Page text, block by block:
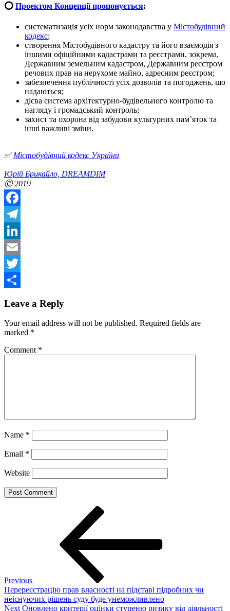
⭕️ Проектом Концепції пропонується:
систематизація усіх норм законодавства у Містобудівний
кодекс;
створення Містобудівного кадастру та його взаємодія з
іншими офіційними кадастрами та реєстрами, зокрема,
Державним земельним кадастром, Державним реєстром
речових прав на нерухоме майно, адресним реєстром;
забезпечення публічності усіх дозволів та погоджень, що
надаються;
дієва система архітектурно-будівельного контролю та
нагляду і громадський контроль;
захист та охорона від забудови культурних пам’яток та
інші важливі зміни.
✅Містобудівний кодекс України
Юрій Брикайло, DREAMDIM
Ⓒ 2019
Facebook
Telegram
LinkedIn
Email
Twitter
Leave a Reply
Your email address will not be published. Required fields are
marked *
Comment *
Name *
Email *
Website
Previous
Перереєстрацію прав власності на підставі підробних чи
неіснуючих рішень суду буде унеможливлено
Next
Next Оновлено критерії оцінки ступеню ризику від діяльності